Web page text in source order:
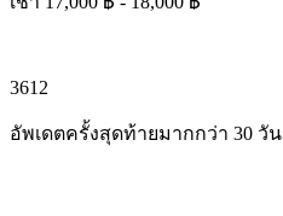
3612
อัพเดตครั้งสุดท้ายมากกว่า 30 วัน